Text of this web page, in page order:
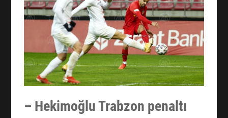
– Hekimoğlu Trabzon penaltı